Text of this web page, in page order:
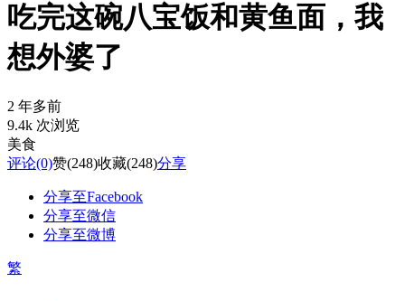
吃完这碗八宝饭和黄鱼面，我
想外婆了
2 年多前
9.4k 次浏览
美食
评论(0)赞(248)收藏(248)分享
分享至Facebook
分享至微信
分享至微博
繁